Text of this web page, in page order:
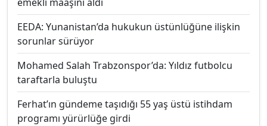
EEDA: Yunanistan’da hukukun üstünlüğüne ilişkin
sorunlar sürüyor
Mohamed Salah Trabzonspor’da: Yıldız futbolcu
taraftarla buluştu
Ferhat’ın gündeme taşıdığı 55 yaş üstü istihdam
programı yürürlüğe girdi